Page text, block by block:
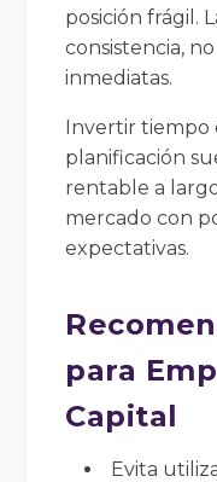
posición frágil.
consistencia,
inmediatas.
Invertir tiempo
planificación
rentable a
mercado con
expectativas.
para
Capital
Evita